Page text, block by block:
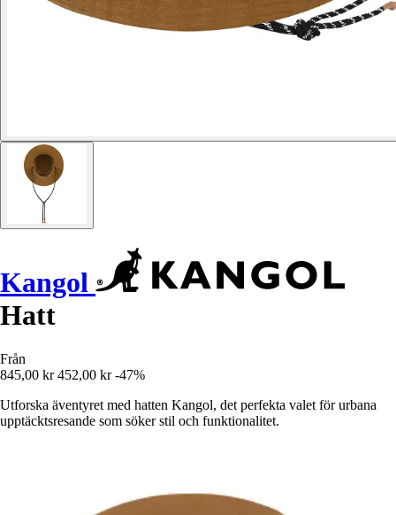
Kangol
Hatt
Från
845,00 kr 452,00 kr -47%
Utforska äventyret med hatten Kangol, det perfekta valet för urbana
upptäcktsresande som söker stil och funktionalitet.